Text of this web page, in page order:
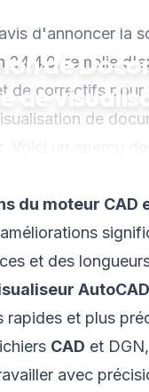
19, 2024 min read
de
de
d'annoncer la
24.4.0, remplie
de correctifs
de
du moteur CAD
et des
AutoCAD
rapides et plus
CAD et
avec